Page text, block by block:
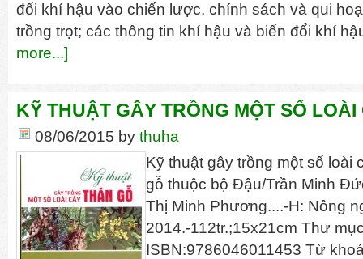
đổi khí hậu vào chiến lược, chính sách và qui
trồng trọt; các thông tin khí hậu và biến đổi khí
more...]
KỸ THUẬT GÂY TRỒNG MỘT SỐ
08/06/2015 by thuha
Kỹ thuật gây trồng một số loài
gỗ thuộc bộ Đậu/Trần Minh
Thị Minh Phương....-H: Nông
2014.-112tr.;15x21cm Thư
ISBN:9786046011453 Từ